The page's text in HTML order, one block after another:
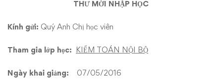
THƯ MỜI NHẬP HỌC
Kính gửi: Quý Anh Chị học viên
Tham gia lớp học: KIỂM TOÁN NỘI BỘ
Ngày khai giảng: 07/05/2016